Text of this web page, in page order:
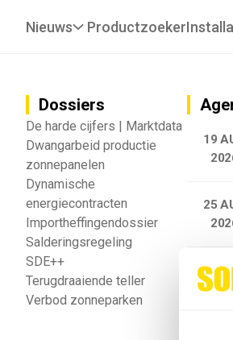
Nieuws Productzoeker
Dossiers
De harde cijfers | Marktdata
Dwangarbeid productie
zonnepanelen
Dynamische
energiecontracten
Importheffingendossier
Salderingsregeling
SDE++
Terugdraaiende teller
Verbod zonneparken
19
25
25